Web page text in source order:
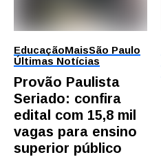
EducaçãoMaisSão Paulo
Últimas Notícias
Provão Paulista
Seriado: confira
edital com 15,8 mil
vagas para ensino
superior público